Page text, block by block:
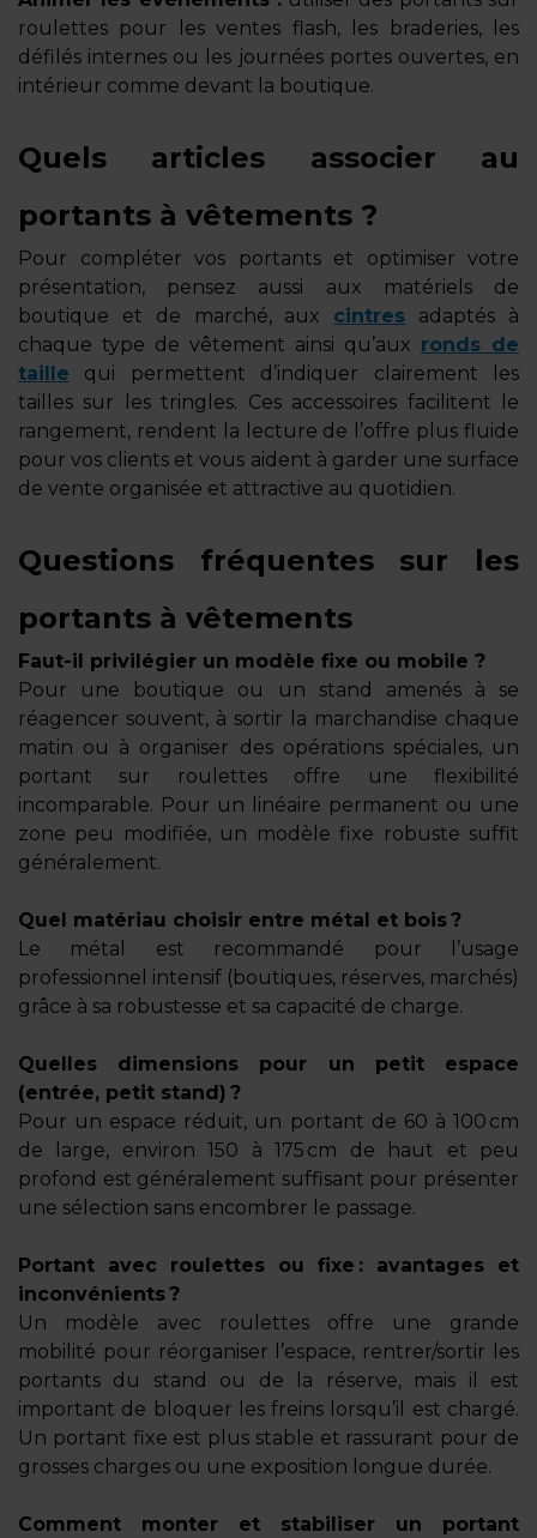
roulettes pour les ventes flash, les braderies, les
défilés internes ou les journées portes ouvertes, en
intérieur comme devant la boutique.
Quels articles associer au
portants à vêtements ?
Pour compléter vos portants et optimiser votre
présentation, pensez aussi aux matériels de
boutique et de marché, aux cintres adaptés à
chaque type de vêtement ainsi qu’aux ronds de
taille qui permettent d’indiquer clairement les
tailles sur les tringles. Ces accessoires facilitent le
rangement, rendent la lecture de l’offre plus fluide
pour vos clients et vous aident à garder une surface
de vente organisée et attractive au quotidien.
Questions fréquentes sur les
portants à vêtements
Faut-il privilégier un modèle fixe ou mobile ?
Pour une boutique ou un stand amenés à se
réagencer souvent, à sortir la marchandise chaque
matin ou à organiser des opérations spéciales, un
portant sur roulettes offre une flexibilité
incomparable. Pour un linéaire permanent ou une
zone peu modifiée, un modèle fixe robuste suffit
généralement.
Quel matériau choisir entre métal et bois ?
Le métal est recommandé pour l’usage
professionnel intensif (boutiques, réserves, marchés)
grâce à sa robustesse et sa capacité de charge.
Quelles dimensions pour un petit espace
(entrée, petit stand) ?
Pour un espace réduit, un portant de 60 à 100 cm
de large, environ 150 à 175 cm de haut et peu
profond est généralement suffisant pour présenter
une sélection sans encombrer le passage.
Portant avec roulettes ou fixe : avantages et
inconvénients ?
Un modèle avec roulettes offre une grande
mobilité pour réorganiser l’espace, rentrer/sortir les
portants du stand ou de la réserve, mais il est
important de bloquer les freins lorsqu’il est chargé.
Un portant fixe est plus stable et rassurant pour de
grosses charges ou une exposition longue durée.
Comment monter et stabiliser un portant